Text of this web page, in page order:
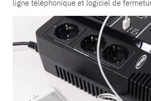
ligne téléphonique et logiciel de